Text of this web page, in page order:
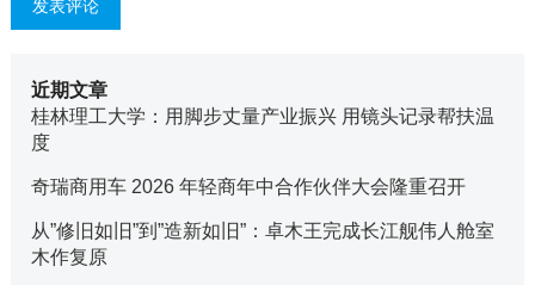
近期文章
桂林理工大学：用脚步丈量产业振兴 用镜头记录帮扶温
度
奇瑞商用车 2026 年轻商年中合作伙伴大会隆重召开
从”修旧如旧”到”造新如旧”：卓木王完成长江舰伟人舱室
木作复原